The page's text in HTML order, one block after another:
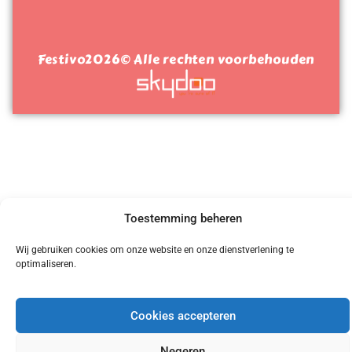
Toestemming beheren
Wij gebruiken cookies om onze website en onze dienstverlening te
optimaliseren.
Cookies accepteren
Festivo2026© Alle rechten voorbehouden